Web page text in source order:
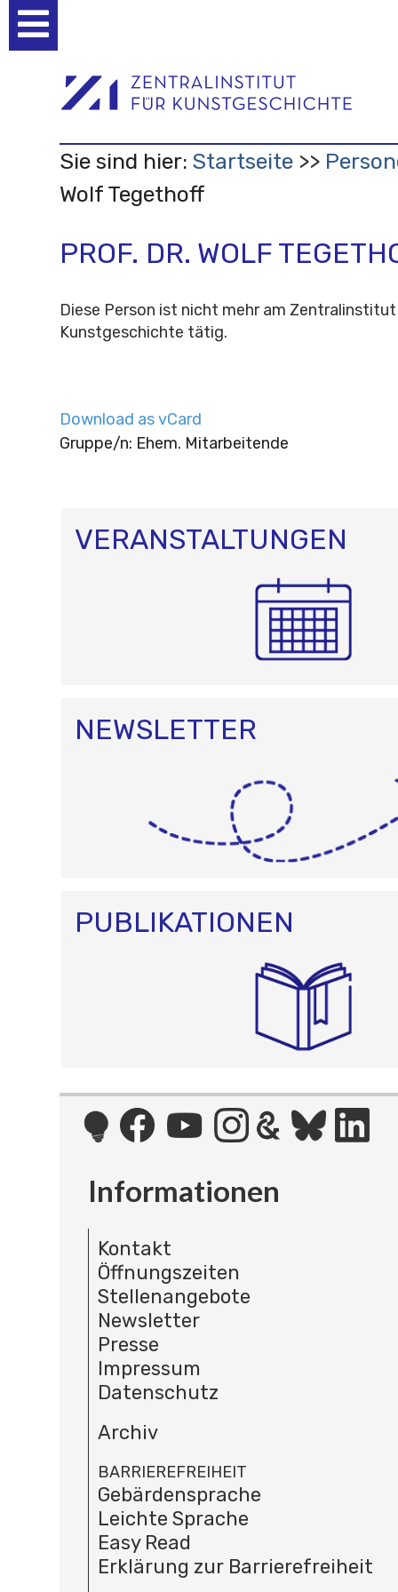
Werkzeuge
Sie sind hier: Startseite
Wolf Tegethoff
PROF. DR. WOLF
Diese Person ist nicht mehr am
Kunstgeschichte tätig.
Download as vCard
Gruppe/n: Ehem. Mitarbeitende
VERANSTALTUNGEN
NEWSLETTER
PUBLIKATIONEN
Informationen
Kontakt
Öffnungszeiten
Stellenangebote
Newsletter
Presse
Impressum
Datenschutz
Archiv
BARRIEREFREIHEIT
Gebärdensprache
Leichte Sprache
Easy Read
Erklärung zur Barrierefreiheit